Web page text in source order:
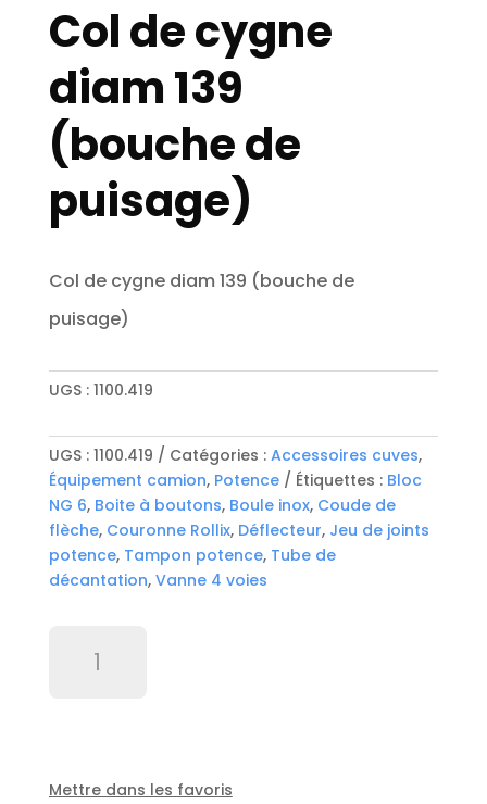
Col de cygne
diam 139
(bouche de
puisage)
Col de cygne diam 139 (bouche de
puisage)
UGS : 1100.419
UGS : 1100.419 Catégories : Accessoires cuves,
Équipement camion, Potence Étiquettes : Bloc
NG 6, Boite à boutons, Boule inox, Coude de
flèche, Couronne Rollix, Déflecteur, Jeu de joints
potence, Tampon potence, Tube de
décantation, Vanne 4 voies
139
Mettre dans les favoris